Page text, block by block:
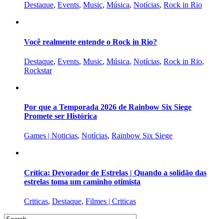
Destaque, Events, Music, Música, Notícias, Rock in Rio
Você realmente entende o Rock in Rio?
Destaque, Events, Music, Música, Notícias, Rock in Rio,
Rockstar
Por que a Temporada 2026 de Rainbow Six Siege
Promete ser Histórica
Games | Noticias, Notícias, Rainbow Six Siege
Crítica: Devorador de Estrelas | Quando a solidão das
estrelas toma um caminho otimista
Criticas, Destaque, Filmes | Criticas